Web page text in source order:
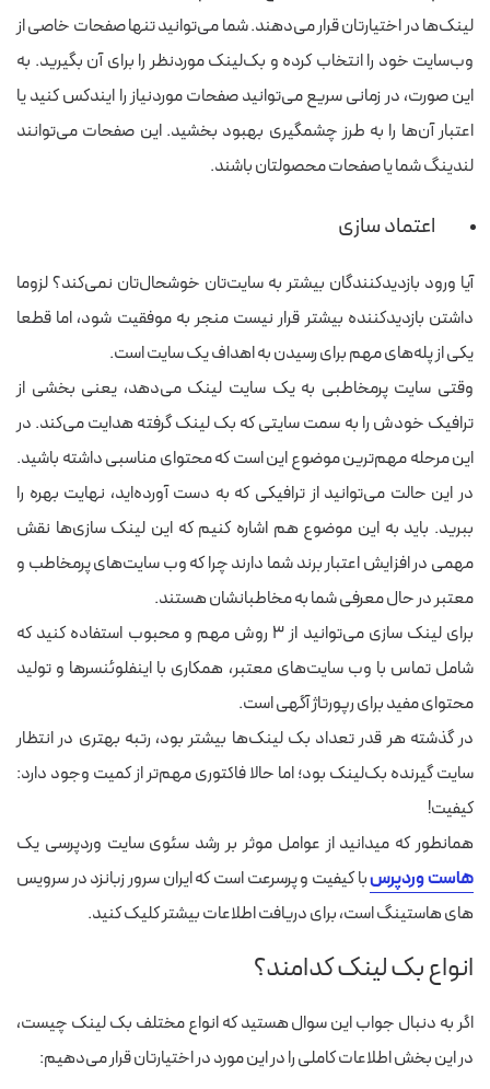
لینک‌ها در اختیارتان قرار می‌دهند. شما می‌توانید تنها صفحات خاصی از
وب‌سایت خود را انتخاب کرده و بک‌لینک موردنظر را برای آن بگیرید. به
این صورت، در زمانی سریع می‌توانید صفحات موردنیاز را ایندکس کنید یا
اعتبار آن‌ها را به طرز چشمگیری بهبود بخشید. این صفحات می‌توانند
لندینگ شما یا صفحات محصولتان باشند.
اعتماد سازی
آیا ورود بازدیدکنندگان بیشتر به سایت‌تان خوشحال‌تان نمی‌کند؟ لزوما
داشتن بازدیدکننده بیشتر قرار نیست منجر به موفقیت شود، اما قطعا
یکی از پله‌های مهم برای رسیدن به اهداف یک سایت است.
وقتی سایت پرمخاطبی به یک سایت لینک می‌دهد، یعنی بخشی از
ترافیک خودش را به سمت سایتی که بک لینک گرفته هدایت می‌کند. در
این مرحله مهم‌ترین موضوع این است که محتوای مناسبی داشته باشید.
در این حالت می‌توانید از ترافیکی که به دست آورده‌اید، نهایت بهره را
ببرید. باید به این موضوع هم اشاره کنیم که این لینک سازی‌ها نقش
مهمی در افزایش اعتبار برند شما دارند چرا که وب سایت‌های پرمخاطب و
معتبر در حال معرفی شما به مخاطبانشان هستند.
برای لینک سازی می‌توانید از ۳ روش مهم و محبوب استفاده کنید که
شامل تماس با وب سایت‌های معتبر، همکاری با اینفلوئنسرها و تولید
محتوای مفید برای رپورتاژ آگهی است.
در گذشته هر قدر تعداد بک لینک‌ها بیشتر بود، رتبه بهتری در انتظار
سایت گیرنده بک‌لینک بود؛ اما حالا فاکتوری مهم‌تر از کمیت وجود دارد:
کیفیت!
همانطور که میدانید از عوامل موثر بر رشد سئوی سایت وردپرسی یک
هاست وردپرسبا کیفیت و پرسرعت است که ایران سرور زبانزد در سرویس
های هاستینگ است، برای دریافت اطلاعات بیشتر کلیک کنید.
انواع بک لینک کدامند؟
اگر به دنبال جواب این سوال هستید که انواع مختلف بک لینک چیست،
در این بخش اطلاعات کاملی را در این مورد در اختیارتان قرار می‌دهیم: